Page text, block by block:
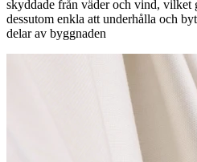
skyddade från väder och vind, vilket
dessutom enkla att underhålla och
delar av byggnaden